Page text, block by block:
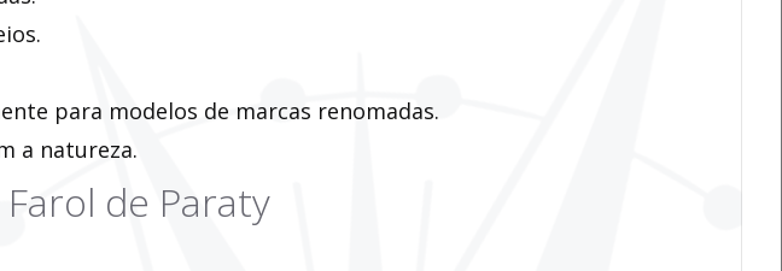
para modelos de marcas renomadas.
a natureza.
de Paraty